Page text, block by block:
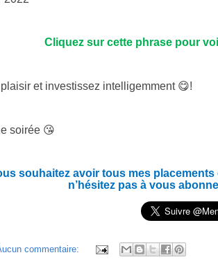
Cliquez sur cette phrase pour
et investissez intelligemment 😋!
soirée 😘
souhaitez avoir tous mes
n’hésitez pas à vous
commentaire: